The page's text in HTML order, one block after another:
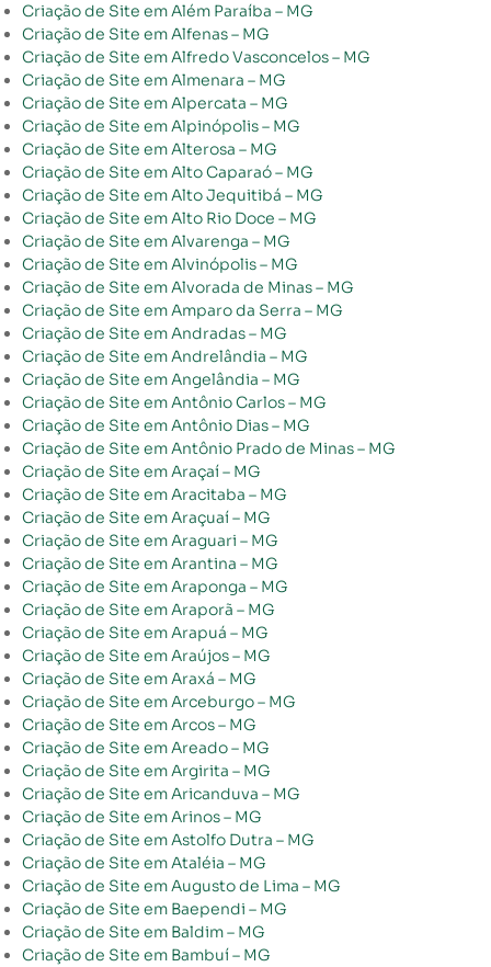
Criação de Site em Além Paraíba – MG
Criação de Site em Alfenas – MG
Criação de Site em Alfredo Vasconcelos – MG
Criação de Site em Almenara – MG
Criação de Site em Alpercata – MG
Criação de Site em Alpinópolis – MG
Criação de Site em Alterosa – MG
Criação de Site em Alto Caparaó – MG
Criação de Site em Alto Jequitibá – MG
Criação de Site em Alto Rio Doce – MG
Criação de Site em Alvarenga – MG
Criação de Site em Alvinópolis – MG
Criação de Site em Alvorada de Minas – MG
Criação de Site em Amparo da Serra – MG
Criação de Site em Andradas – MG
Criação de Site em Andrelândia – MG
Criação de Site em Angelândia – MG
Criação de Site em Antônio Carlos – MG
Criação de Site em Antônio Dias – MG
Criação de Site em Antônio Prado de Minas – MG
Criação de Site em Araçaí – MG
Criação de Site em Aracitaba – MG
Criação de Site em Araçuaí – MG
Criação de Site em Araguari – MG
Criação de Site em Arantina – MG
Criação de Site em Araponga – MG
Criação de Site em Araporã – MG
Criação de Site em Arapuá – MG
Criação de Site em Araújos – MG
Criação de Site em Araxá – MG
Criação de Site em Arceburgo – MG
Criação de Site em Arcos – MG
Criação de Site em Areado – MG
Criação de Site em Argirita – MG
Criação de Site em Aricanduva – MG
Criação de Site em Arinos – MG
Criação de Site em Astolfo Dutra – MG
Criação de Site em Ataléia – MG
Criação de Site em Augusto de Lima – MG
Criação de Site em Baependi – MG
Criação de Site em Baldim – MG
Criação de Site em Bambuí – MG